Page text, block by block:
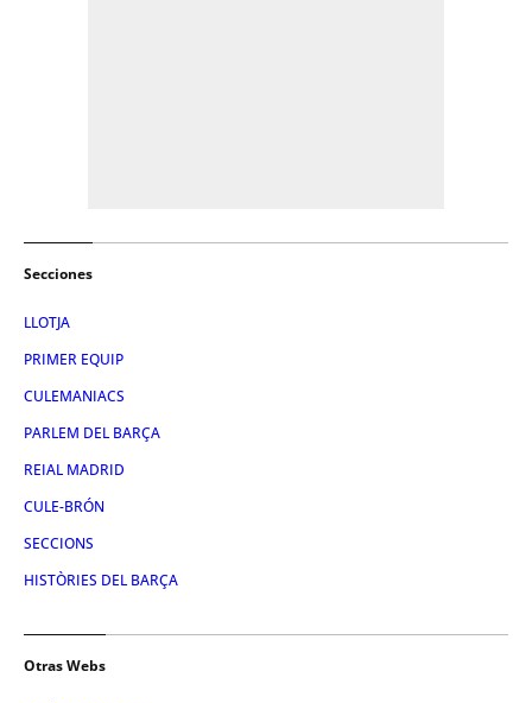
Secciones
LLOTJA
PRIMER EQUIP
CULEMANIACS
PARLEM DEL BARÇA
REIAL MADRID
CULE-BRÓN
SECCIONS
HISTÒRIES DEL BARÇA
Otras Webs